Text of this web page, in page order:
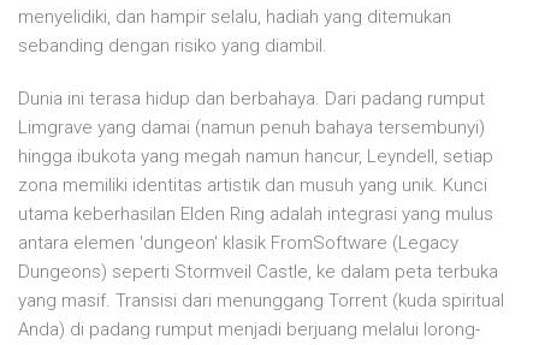
menyelidiki, dan hampir selalu, hadiah yang ditemukan
sebanding dengan risiko yang diambil.
Dunia ini terasa hidup dan berbahaya. Dari padang rumput
Limgrave yang damai (namun penuh bahaya tersembunyi)
hingga ibukota yang megah namun hancur, Leyndell, setiap
zona memiliki identitas artistik dan musuh yang unik. Kunci
utama keberhasilan Elden Ring adalah integrasi yang mulus
antara elemen 'dungeon' klasik FromSoftware (Legacy
Dungeons) seperti Stormveil Castle, ke dalam peta terbuka
yang masif. Transisi dari menunggang Torrent (kuda spiritual
Anda) di padang rumput menjadi berjuang melalui lorong-